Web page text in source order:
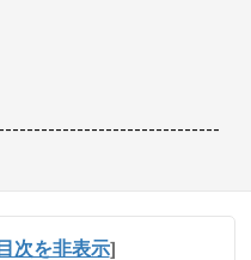
次を非表示]